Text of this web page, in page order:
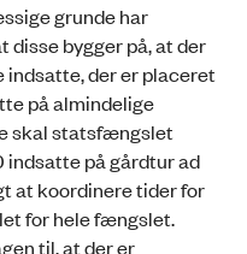
grunde har
bygger på, at der
der er placeret
på almindelige
skal statsfængslet
på gårdtur ad
at koordinere tider for
for hele fængslet.
til, at der er